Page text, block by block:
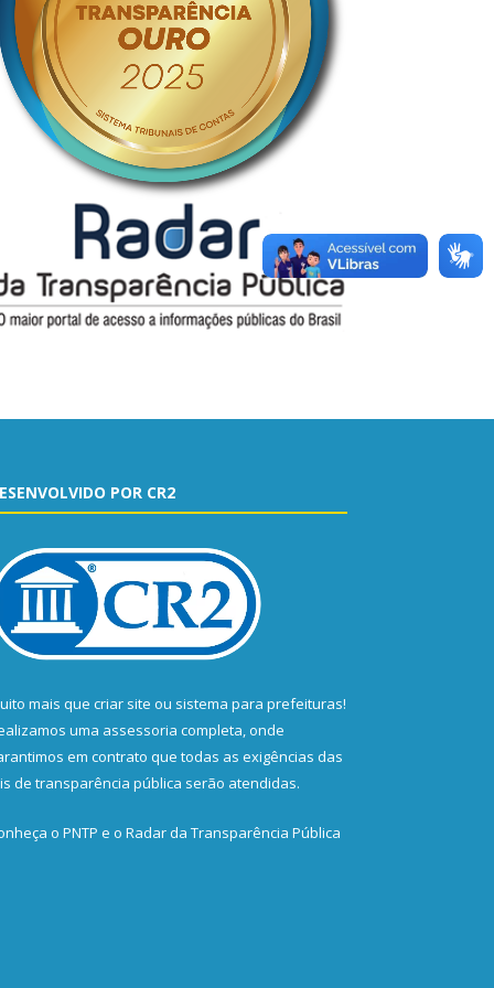
POR CR2
mais que criar site ou sistema para prefeituras!
uma assessoria completa, onde
em contrato que todas as exigências das
de transparência pública serão atendidas.
o PNTP e o Radar da Transparência Pública